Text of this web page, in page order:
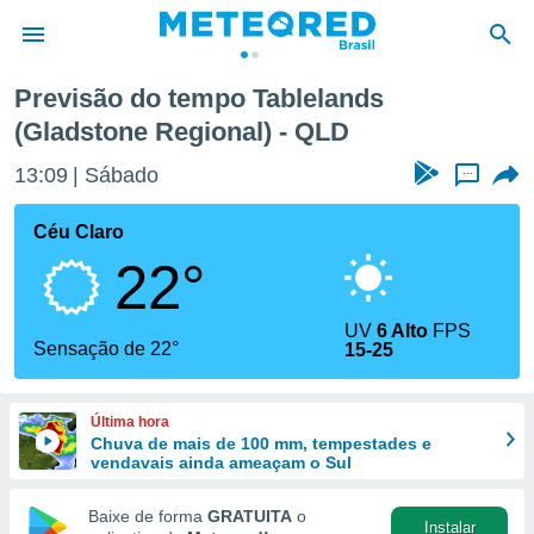
da
por
para
e
forma
Previsão do tempo Tablelands
(Gladstone Regional) - QLD
13:09 Sábado ...
Céu Claro
22°
Sensação de 22°
UV6 Alto FPS
15-25
Última hora
Chuva de mais de 100 mm, tempestades e
vendavais ainda ameaçam o Sul
Baixe de forma GRATUITA o
Instalar